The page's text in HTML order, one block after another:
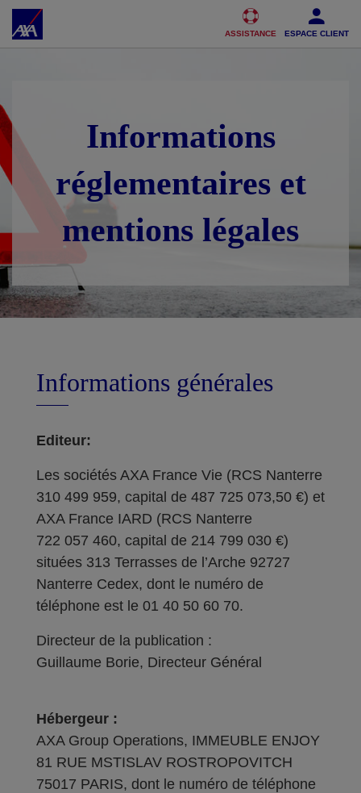
Accéder au Contenu Accéder au Pied de page
ASSISTANCE ESPACE CLIENT
Informations
réglementaires et
mentions légales
Informations générales
Editeur:
Les sociétés AXA France Vie (RCS Nanterre
310 499 959, capital de 487 725 073,50 €) et
AXA France IARD (RCS Nanterre
722 057 460, capital de 214 799 030 €)
situées 313 Terrasses de l’Arche 92727
Nanterre Cedex, dont le numéro de
téléphone est le 01 40 50 60 70.
Directeur de la publication :
Guillaume Borie, Directeur Général
Hébergeur :
AXA Group Operations, IMMEUBLE ENJOY
81 RUE MSTISLAV ROSTROPOVITCH
75017 PARIS, dont le numéro de téléphone